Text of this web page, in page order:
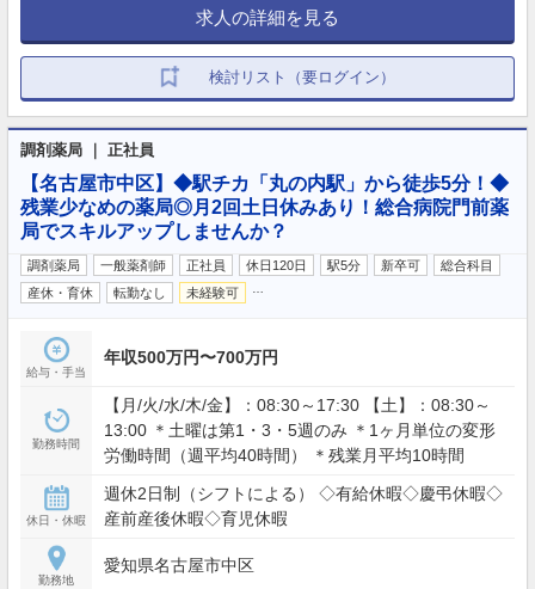
求人の詳細を見る
検討リスト（要ログイン）
調剤薬局 ｜ 正社員
【名古屋市中区】◆駅チカ「丸の内駅」から徒歩5分！◆
残業少なめの薬局◎月2回土日休みあり！総合病院門前薬
局でスキルアップしませんか？
調剤薬局 一般薬剤師 正社員 休日120日 駅5分 新卒可
総合科目
産休・育休
転勤なし 未経験可
給与・手当
年収500万円〜700万円
勤務時間
【月/火/水/木/金】：08:30～17:30 【土】：08:30～
13:00 ＊土曜は第1・3・5週のみ ＊1ヶ月単位の変形
労働時間（週平均40時間） ＊残業月平均10時間
休日・休暇
週休2日制（シフトによる） ◇有給休暇◇慶弔休暇◇
産前産後休暇◇育児休暇
勤務地
愛知県名古屋市中区